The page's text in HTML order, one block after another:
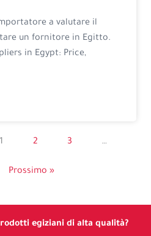
a valutare il
un fornitore in Egitto.
in Egypt: Price,
1 2 3 …
Prossimo »
egiziani di alta qualità?